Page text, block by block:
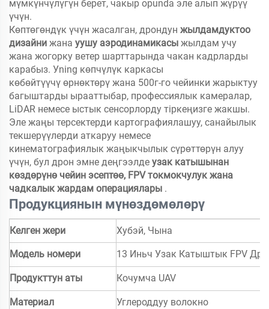
мүмкүнчүлүгүн берет, чакыр орunda эле алып жүрүү
үчүн.
Көптөгөндүк үчүн жасалган, дрондун жылдамдуктоо
дизайни жана уушу аэродинамикасы жылдам учу
жана жогорку ветер шарттарында чакан кадрларды
карабыз. Уning көпчүлүк каркасы
көбөйтүүчү өрнөктөрү жана 500г-го чейинки жарыктуу
багыштарды ырааттыбар, профессиялык камералар,
LiDAR немесе ыстык сенсорлорду тіркеңизге жакшы.
Эле жаңы терсектерди картографиялашуу, санайылык
текшерүүлерди аткаруу немесе
кинематографиялык жаңыкчылык сүрөттөрүн алуу
үчүн, бул дрон эмне деңгээлде узак катышынан
көздөрүнө чейин эсептөө, FPV токмокчулук жана
чадкалык жардам операциялары .
Продукциянын мүнөздөмөлөрү
Келген жери Хубэй, Чына
Модель номери 13 Иньч Узак Катыштык FPV
Продукттун аты Кочумча UAV
Материал Углероддуу волокно